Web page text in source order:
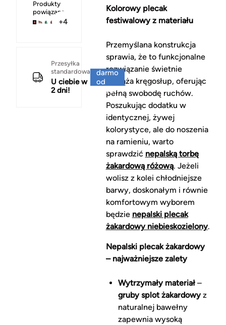
Produkty
powiązane
+4
Przesyłka
standardowa
U ciebie w
2 dni!
darmo
od
150 zł
Kolorowy plecak
festiwalowy z materiału
Przemyślana konstrukcja
sprawia, że to funkcjonalne
rozwiązanie świetnie
odciąża kręgosłup, oferując
pełną swobodę ruchów.
Poszukując dodatku w
identycznej, żywej
kolorystyce, ale do noszenia
na ramieniu, warto
sprawdzić nepalską torbę
żakardową różową. Jeżeli
wolisz z kolei chłodniejsze
barwy, doskonałym i równie
komfortowym wyborem
będzie nepalski plecak
żakardowy niebieskozielony.
Nepalski plecak żakardowy
– najważniejsze zalety
Wytrzymały materiał–
gruby splot żakardowyz
naturalnej bawełny
zapewnia wysoką